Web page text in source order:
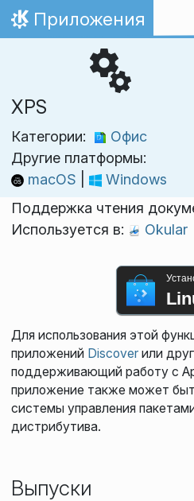
Перейти к содержимому
На главную
Приложения
XPS
Категории:
Офис
Другие платформы:
macOS
Windows
Поддержка чтения
Используется в:
Okular
Для использования этой
приложений Discoverили
поддерживающий работу с
приложение также может
системы управления
дистрибутива.
Выпуски